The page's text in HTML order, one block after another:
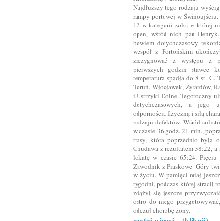
Najdłuższy tego rodzaju
rampy portowej w Świnoujściu.
12 w kategorii solo, w której
open, wśród nich pan
bowiem dotychczasowy
wespół z Fortońskim
zrezygnować z występu z
pierwszych godzin stawce
temperatura spadła do 8 st. C.
Toruń, Włocławek, Żyrardów,
i Ustrzyki Dolne. Tegoroczny
dotychczasowych, a jego
odpornością fizyczną i siłą
rodzaju defektów. Wśród
w czasie 36 godz. 21 min.,
trasy, która poprzednio była
Chudawa z rezultatem 38:22,
lokatę w czasie 65:24. Pięciu
Zawodnik z Piaskowej Góry
w życiu. W pamięci miał
tygodni, podczas której stracił
zdążył się jeszcze
ostro do niego
odczuł chorobę żony.